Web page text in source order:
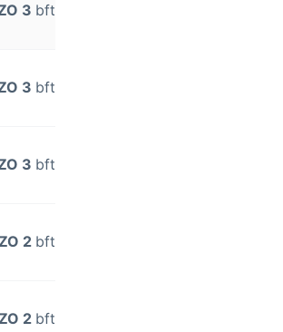
3 bft
3 bft
3 bft
2 bft
2 bft